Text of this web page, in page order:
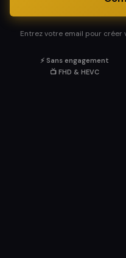
Entrez votre email pour créer
⚡ Sans engagement
📺 FHD & HEVC